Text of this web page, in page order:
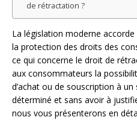
de rétractation ?
La législation moderne
la protection des droits des
ce qui concerne le droit de
aux consommateurs la
d’achat ou de souscription à un
déterminé et sans avoir à
nous vous présenterons en